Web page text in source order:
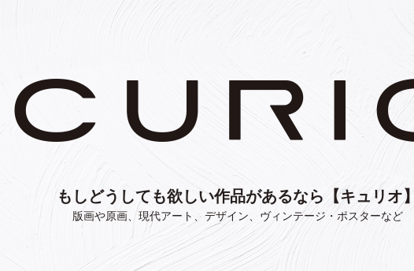
もしどうしても欲しい作品があるなら【キュリオ
版画や原画、現代アート、デザイン、ヴィンテージ・ポスターなど